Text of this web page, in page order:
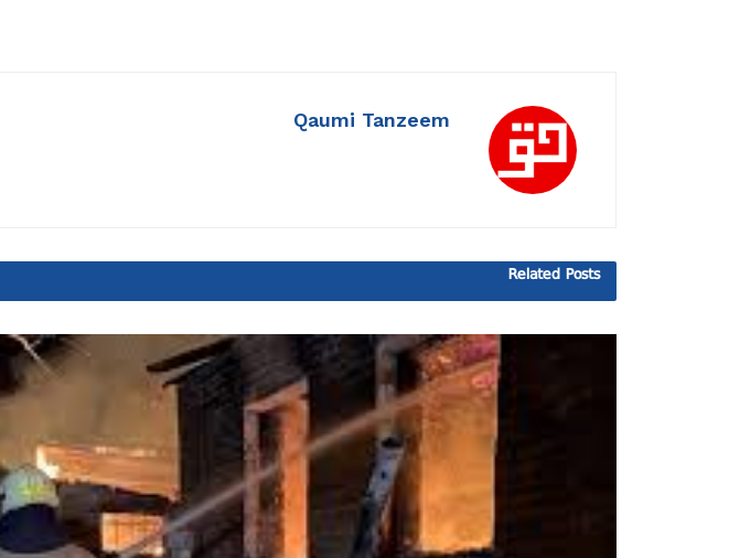
Qaumi Tanzeem
Related Posts